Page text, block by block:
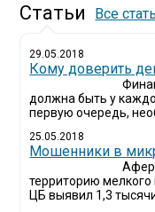
Статьи Все
29.05.2018
Кому доверить
должна быть у
первую очередь,
25.05.2018
Мошенники в
территорию мелкого
ЦБ выявил 1,3